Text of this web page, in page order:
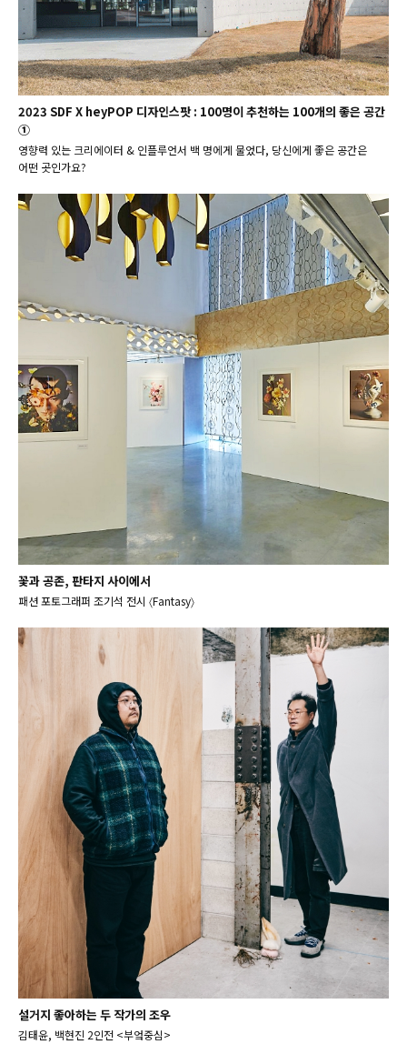
2023 SDF X heyPOP 디자인스팟 : 100명이 추천하는 100개의 좋은 공간
①
영향력 있는 크리에이터 & 인플루언서 백 명에게 물었다, 당신에게 좋은 공간은
어떤 곳인가요?
꽃과 공존, 판타지 사이에서
패션 포토그래퍼 조기석 전시 〈Fantasy〉
설거지 좋아하는 두 작가의 조우
김태윤, 백현진 2인전 <부엌중심>